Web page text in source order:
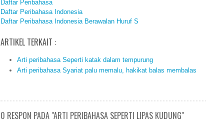
Daftar Peribahasa
Daftar Peribahasa Indonesia
Daftar Peribahasa Indonesia Berawalan Huruf S
ARTIKEL TERKAIT :
Arti peribahasa Seperti katak dalam tempurung
Arti peribahasa Syariat palu memalu, hakikat balas membalas
0 RESPON PADA "ARTI PERIBAHASA SEPERTI LIPAS KUDUNG"